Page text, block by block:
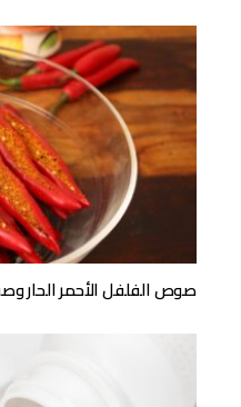
صوص الفلفل الأحمر الحار